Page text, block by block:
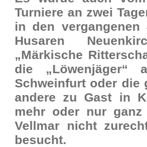
Turniere an zwei
in den vergangenen
Husaren
„Märkische
die „Löwenjäger“
Schweinfurt oder die
andere zu Gast in
mehr oder nur
Vellmar nicht
besucht.